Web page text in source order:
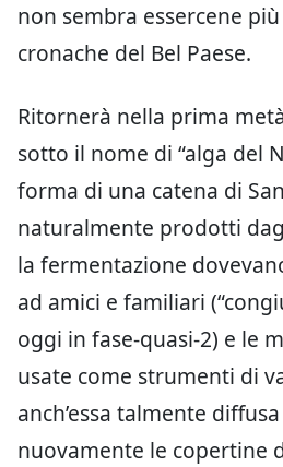
non sembra essercene
cronache del Bel Paese.
Ritornerà nella prima
sotto il nome di “alga del
forma di una catena di
naturalmente prodotti
la fermentazione
ad amici e familiari
oggi in fase-quasi-2) e le
usate come strumenti di
anch’essa talmente
nuovamente le copertine